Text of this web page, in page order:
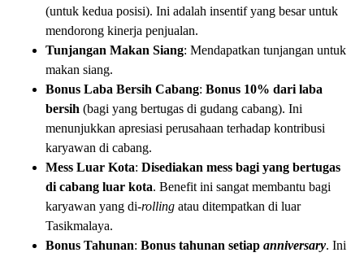
(untuk kedua posisi). Ini adalah insentif yang besar untuk
mendorong kinerja penjualan.
Tunjangan Makan Siang: Mendapatkan tunjangan untuk
makan siang.
Bonus Laba Bersih Cabang: Bonus 10% dari laba
bersih (bagi yang bertugas di gudang cabang). Ini
menunjukkan apresiasi perusahaan terhadap kontribusi
karyawan di cabang.
Mess Luar Kota: Disediakan mess bagi yang bertugas
di cabang luar kota. Benefit ini sangat membantu bagi
karyawan yang di-rolling atau ditempatkan di luar
Tasikmalaya.
Bonus Tahunan: Bonus tahunan setiap anniversary. Ini